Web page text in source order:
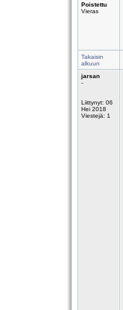
Poistettu
Vieras
Takaisin
alkuun
jarsan
-
Liittynyt: 06
Hei 2018
Viestejä: 1